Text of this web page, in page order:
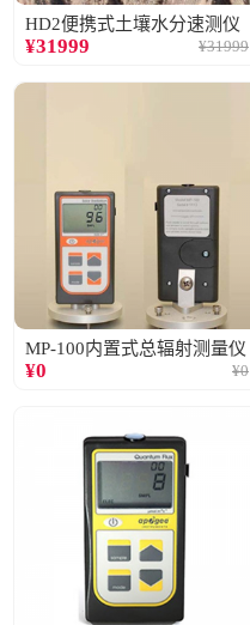
HD2便携式土壤水分速测仪
¥31999 ¥31999
MP-100内置式总辐射测量仪
¥0 ¥0